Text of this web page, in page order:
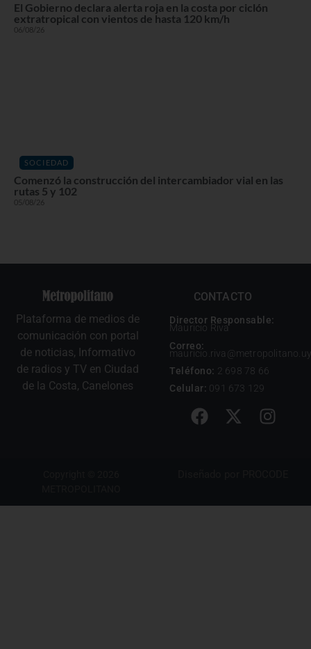
El Gobierno declara alerta roja en la costa por ciclón
extratropical con vientos de hasta 120 km/h
06/08/26
SOCIEDAD
Comenzó la construcción del intercambiador vial en las
rutas 5 y 102
05/08/26
Plataforma de medios de
comunicación con portal
de noticias, Informativo
de radios y TV en Ciudad
de la Costa, Canelones
CONTACTO
Director Responsable:
Mauricio Riva
Correo:
mauricio.riva@metropolitano.uy
Teléfono: 2 698 78 66
Celular: 091 673 129